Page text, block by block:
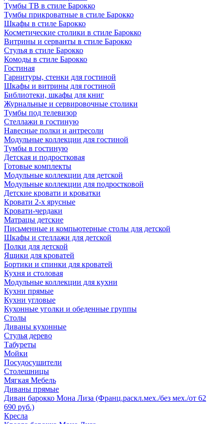
Тумбы ТВ в стиле Барокко
Тумбы прикроватные в стиле Барокко
Шкафы в стиле Барокко
Косметические столики в стиле Барокко
Витрины и серванты в стиле Барокко
Стулья в стиле Барокко
Комоды в стиле Барокко
Гостиная
Гарнитуры, стенки для гостиной
Шкафы и витрины для гостиной
Библиотеки, шкафы для книг
Журнальные и сервировочные столики
Тумбы под телевизор
Стеллажи в гостиную
Навесные полки и антресоли
Модульные коллекции для гостиной
Тумбы в гостиную
Детская и подростковая
Готовые комплекты
Модульные коллекции для детской
Модульные коллекции для подростковой
Детские кровати и кроватки
Кровати 2-х ярусные
Кровати-чердаки
Матрацы детские
Письменные и компьютерные столы для детской
Шкафы и стеллажи для детской
Полки для детской
Ящики для кроватей
Бортики и спинки для кроватей
Кухня и столовая
Модульные коллекции для кухни
Кухни прямые
Кухни угловые
Кухонные уголки и обеденные группы
Столы
Диваны кухонные
Стулья дерево
Табуреты
Мойки
Посудосушители
Столешницы
Мягкая Мебель
Диваны прямые
Диван барокко Мона Лиза (Франц.раскл.мех./без мех./от 62
690 руб.)
Кресла